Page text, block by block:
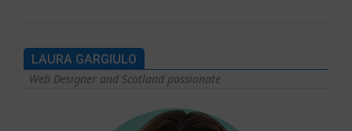
LAURA GARGIULO
Web Designer and Scotland passionate